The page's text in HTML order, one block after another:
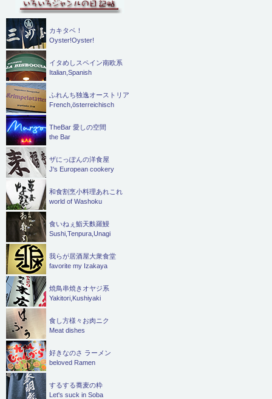
カキタベ！
Oyster!Oyster!
イタめしスペイン南欧系
Italian,Spanish
ふれんち独逸オーストリア
French,österreichisch
TheBar 愛しの空間
the Bar
ザにっぽんの洋食屋
J's European cookery
和食割烹小料理あれこれ
world of Washoku
食いねぇ鮨天麩羅鰻
Sushi,Tenpura,Unagi
我らが居酒屋大衆食堂
favorite my Izakaya
焼鳥串焼きオヤジ系
Yakitori,Kushiyaki
食し方様々お肉ニク
Meat dishes
好きなのさ ラーメン
beloved Ramen
するする蕎麦の粋
Let's suck in Soba